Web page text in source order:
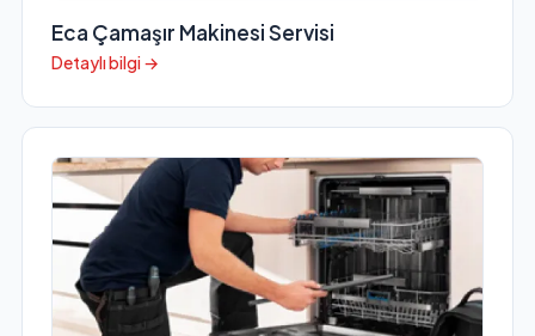
Eca Çamaşır Makinesi Servisi
Detaylı bilgi →